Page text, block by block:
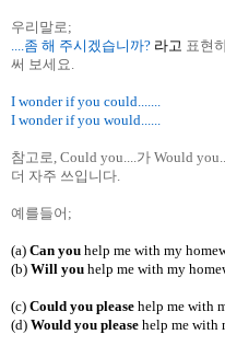
우리말로;
....좀 해 주시겠습니까? 라고 표현
써 보세요.
I wonder if you could.......
I wonder if you would......
참고로, Could you....가 Would
더 자주 쓰입니다.
예를들어;
(a) Can you help me with my
(b) Will you help me with my
(c) Could you please help me with
(d) Would you please help me with